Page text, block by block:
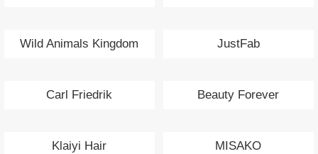
Wild Animals Kingdom JustFab
Carl Friedrik Beauty Forever
Klaiyi Hair MISAKO